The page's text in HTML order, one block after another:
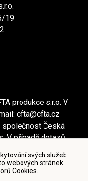
svých služeb
webových stránek
Cookies.
19
produkce s.r.o. V
cfta@cfta.cz
společnost Česká
V případě dotazů
osobních údajů